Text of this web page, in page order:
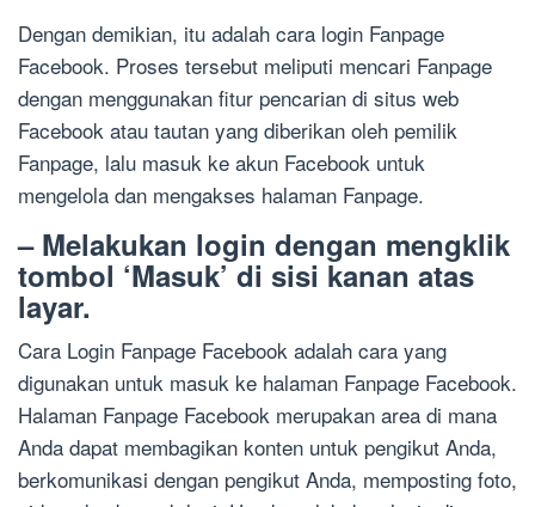
Dengan demikian, itu adalah cara login Fanpage
Facebook. Proses tersebut meliputi mencari Fanpage
dengan menggunakan fitur pencarian di situs web
Facebook atau tautan yang diberikan oleh pemilik
Fanpage, lalu masuk ke akun Facebook untuk
mengelola dan mengakses halaman Fanpage.
– Melakukan login dengan mengklik
tombol ‘Masuk’ di sisi kanan atas
layar.
Cara Login Fanpage Facebook adalah cara yang
digunakan untuk masuk ke halaman Fanpage Facebook.
Halaman Fanpage Facebook merupakan area di mana
Anda dapat membagikan konten untuk pengikut Anda,
berkomunikasi dengan pengikut Anda, memposting foto,